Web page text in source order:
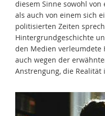
diesem Sinne sowohl
als auch von einem sich
politisierten Zeiten
Hintergrundgeschichte
den Medien verleumdete
auch wegen der
Anstrengung, die